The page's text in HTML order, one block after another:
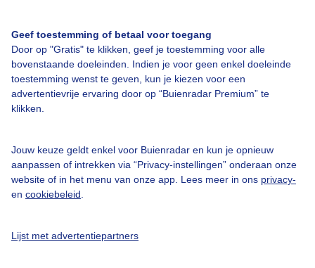
Geef toestemming of betaal voor toegang
Door op "Gratis" te klikken, geef je toestemming voor alle
bovenstaande doeleinden. Indien je voor geen enkel doeleinde
toestemming wenst te geven, kun je kiezen voor een
advertentievrije ervaring door op “Buienradar Premium” te
klikken.
Jouw keuze geldt enkel voor Buienradar en kun je opnieuw
aanpassen of intrekken via “Privacy-instellingen” onderaan onze
website of in het menu van onze app. Lees meer in ons privacy-
en cookiebeleid
Lijst met advertentiepartners
Veelgestelde vragen
Contact
Toegankelijkheid
Buienradar Team
Privacy instellingen